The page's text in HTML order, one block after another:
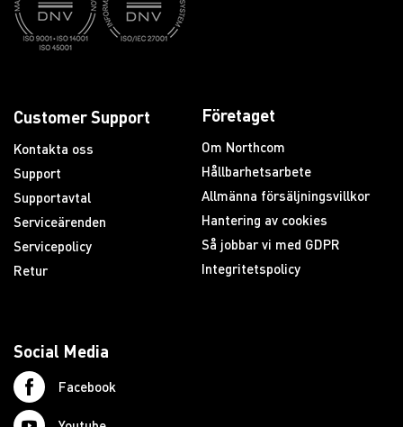
Customer Support
Kontakta oss
Support
Supportavtal
Serviceärenden
Servicepolicy
Retur
Företaget
Om Northcom
Hållbarhetsarbete
Allmänna försäljningsvillkor
Hantering av cookies
Så jobbar vi med GDPR
Integritetspolicy
Social Media
Facebook